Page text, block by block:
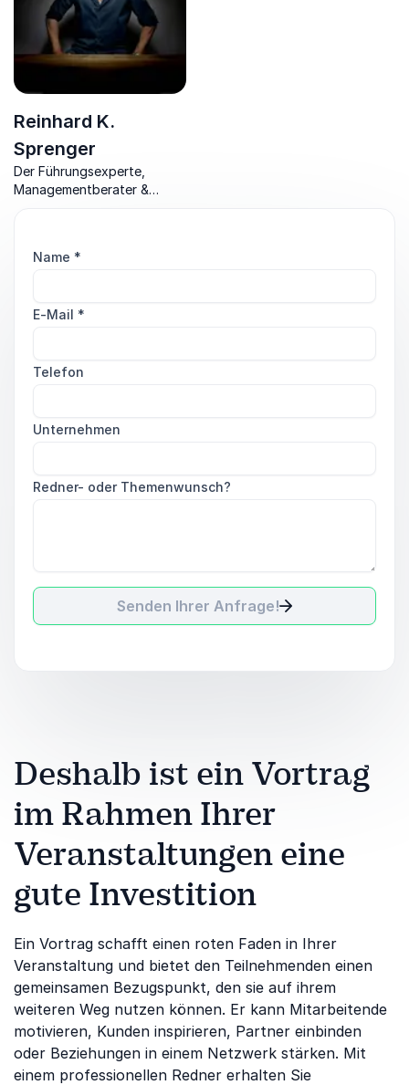
Reinhard K.
Sprenger
Der Führungsexperte,
Managementberater &
Unternehmen.
Name *
E-Mail *
Telefon
Unternehmen
Redner- oder Themenwunsch?
Senden Ihrer Anfrage!
Deshalb ist ein Vortrag
im Rahmen Ihrer
Veranstaltungen eine
gute Investition
Ein Vortrag schafft einen roten Faden in Ihrer
Veranstaltung und bietet den Teilnehmenden einen
gemeinsamen Bezugspunkt, den sie auf ihrem
weiteren Weg nutzen können. Er kann Mitarbeitende
motivieren, Kunden inspirieren, Partner einbinden
oder Beziehungen in einem Netzwerk stärken. Mit
einem professionellen Redner erhalten Sie